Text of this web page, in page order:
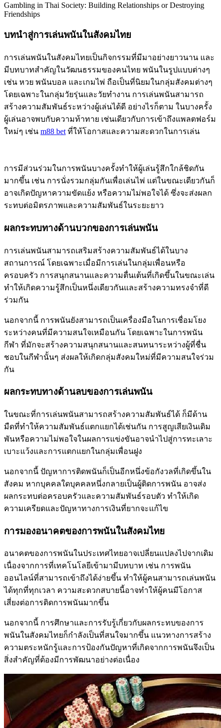
Gambling in Thai Society: Building Relationships or Destroying
Friendships
บทนำสู่การเล่นพนันในสังคมไทย
การเล่นพนันในสังคมไทยเป็นกิจกรรมที่มีมาอย่างยาวนาน และ
มีบทบาทสำคัญในวัฒนธรรมของคนไทย พนันในรูปแบบต่างๆ
เช่น หวย พนันบอล และเกมไพ่ ถือเป็นที่นิยมในกลุ่มสังคมต่างๆ
โดยเฉพาะในกลุ่มวัยรุ่นและวัยทำงาน การเล่นพนันสามารถ
สร้างความสัมพันธ์ระหว่างผู้เล่นได้ดี อย่างไรก็ตาม ในบางครั้ง
ผู้เล่นอาจพบกับความท้าทาย เช่นเดียวกับการเข้าถึงแพลตฟอร์ม
ใหม่ๆ เช่น m88 bet ที่ให้โอกาสและความสะดวกในการเล่น
การมีส่วนร่วมในการพนันบางครั้งทำให้ผู้เล่นรู้สึกใกล้ชิดกัน
มากขึ้น เช่น การนั่งรวมกลุ่มกันเพื่อเล่นไพ่ แต่ในขณะเดียวกันก็
อาจเกิดปัญหาความขัดแย้ง หรือความไม่พอใจได้ ซึ่งจะส่งผลก
ระทบต่อมิตรภาพและความสัมพันธ์ในระยะยาว
ผลกระทบทางด้านบวกของการเล่นพนัน
การเล่นพนันสามารถเสริมสร้างความสัมพันธ์ได้ในบาง
สถานการณ์ โดยเฉพาะเมื่อมีการเล่นในกลุ่มเพื่อนหรือ
ครอบครัว การสนุกสนานและความตื่นเต้นที่เกิดขึ้นในขณะเล่น
ทำให้เกิดความรู้สึกเป็นหนึ่งเดียวกันและสร้างความทรงจำที่ดี
ร่วมกัน
นอกจากนี้ การพนันยังสามารถเป็นเครื่องมือในการเชื่อมโยง
ระหว่างคนที่มีความสนใจเหมือนกัน โดยเฉพาะในการพนัน
กีฬา ที่มักจะสร้างความสนุกสนานและสนทนาระหว่างผู้ที่ชื่น
ชอบในกีฬานั้นๆ ส่งผลให้เกิดกลุ่มสังคมใหม่ที่มีความสนใจร่วม
กัน
ผลกระทบทางด้านลบของการเล่นพนัน
ในขณะที่การเล่นพนันสามารถสร้างความสัมพันธ์ได้ ก็มีด้าน
มืดที่ทำให้ความสัมพันธ์แตกแยกได้เช่นกัน การสูญเสียเงินเดิม
พันหรือความไม่พอใจในผลการแข่งขันอาจนำไปสู่การทะเลาะ
เบาะแว้งและการแตกแยกในกลุ่มเพื่อนฝูง
นอกจากนี้ ปัญหาการติดพนันก็เป็นอีกหนึ่งข้อกังวลที่เกิดขึ้นใน
สังคม หากบุคคลใดบุคคลหนึ่งกลายเป็นผู้ติดการพนัน อาจส่ง
ผลกระทบต่อครอบครัวและความสัมพันธ์รอบตัว ทำให้เกิด
ความเครียดและปัญหาทางการเงินที่ยากจะแก้ไข
การมองอนาคตของการพนันในสังคมไทย
อนาคตของการพนันในประเทศไทยอาจเปลี่ยนแปลงไปจากเดิม
เนื่องจากการที่เทคโนโลยีเข้ามามีบทบาท เช่น การพนัน
ออนไลน์ที่สามารถเข้าถึงได้ง่ายขึ้น ทำให้ผู้คนสามารถเล่นพนัน
ได้ทุกที่ทุกเวลา ความสะดวกสบายนี้อาจทำให้ผู้คนมีโอกาส
เสี่ยงต่อการติดการพนันมากขึ้น
นอกจากนี้ การศึกษาและการรับรู้เกี่ยวกับผลกระทบของการ
พนันในสังคมไทยก็กำลังเป็นที่สนใจมากขึ้น แนวทางการสร้าง
ความตระหนักรู้และการป้องกันปัญหาที่เกิดจากการพนันจึงเป็น
สิ่งสำคัญที่ต้องมีการพัฒนาอย่างต่อเนื่อง